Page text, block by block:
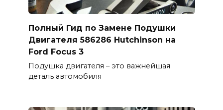
Полный Гид по Замене Подушки
Двигателя 586286 Hutchinson на
Ford Focus 3
Подушка двигателя – это важнейшая
деталь автомобиля